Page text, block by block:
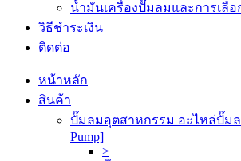
น้ำมันเครื่องปั๊มลมและการเลือ
วิธีชำระเงิน
ติดต่อ
หน้าหลัก
สินค้า
ปั๊มลมอุตสาหกรรม อะไหล่ปั๊มล
Pump]
>